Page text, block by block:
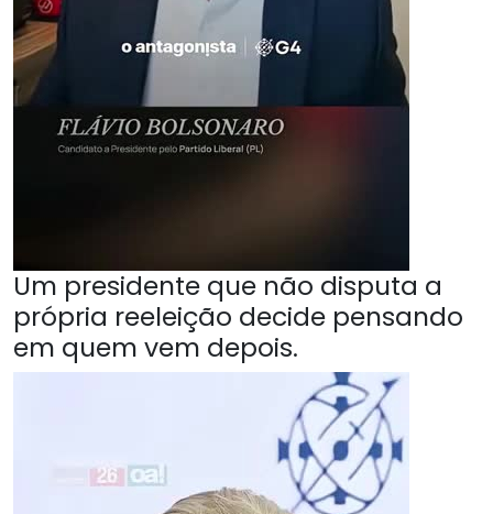
Um presidente que não disputa a
própria reeleição decide pensando
em quem vem depois.